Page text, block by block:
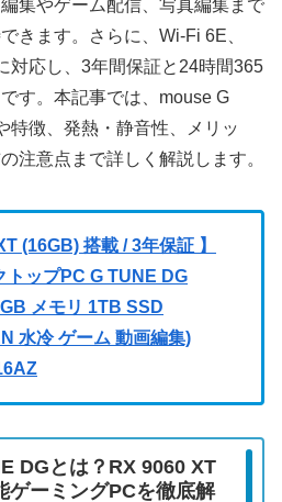
集やゲーム配信、写真編集まで
きます。さらに、Wi-Fi 6E、
対応し、3年間保証と24時間365
す。本記事では、mouse G
特徴、発熱・静音性、メリッ
注意点まで詳しく解説します。
(16GB) 搭載 / 3年保証 】
トップPC G TUNE DG
メモリ 1TB SSD
水冷 ゲーム 動画編集)
DGとは？RX 9060 XT
ゲーミングPCを徹底解